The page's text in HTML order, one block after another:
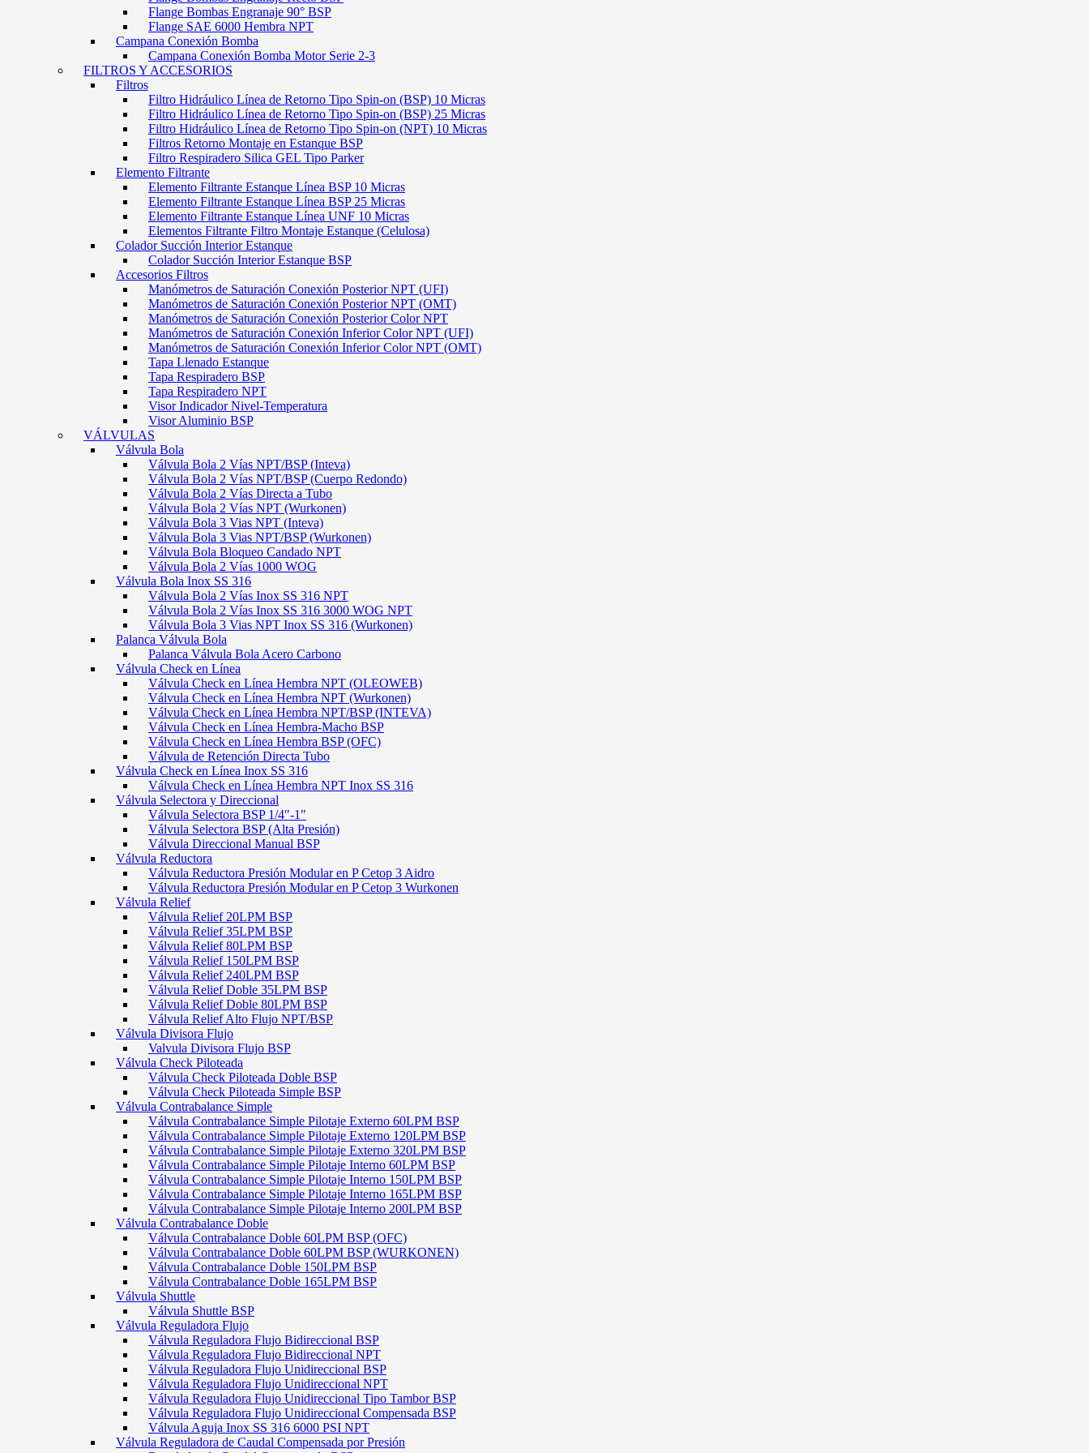
Flange Bombas Engranaje 90° BSP
Flange SAE 6000 Hembra NPT
Campana Conexión Bomba
Campana Conexión Bomba Motor Serie 2-3
FILTROS Y ACCESORIOS
Filtros
Filtro Hidráulico Línea de Retorno Tipo Spin-on (BSP) 10 Micras
Filtro Hidráulico Línea de Retorno Tipo Spin-on (BSP) 25 Micras
Filtro Hidráulico Línea de Retorno Tipo Spin-on (NPT) 10 Micras
Filtros Retorno Montaje en Estanque BSP
Filtro Respiradero Silica GEL Tipo Parker
Elemento Filtrante
Elemento Filtrante Estanque Línea BSP 10 Micras
Elemento Filtrante Estanque Línea BSP 25 Micras
Elemento Filtrante Estanque Línea UNF 10 Micras
Elementos Filtrante Filtro Montaje Estanque (Celulosa)
Colador Succión Interior Estanque
Colador Succión Interior Estanque BSP
Accesorios Filtros
Manómetros de Saturación Conexión Posterior NPT (UFI)
Manómetros de Saturación Conexión Posterior NPT (OMT)
Manómetros de Saturación Conexión Posterior Color NPT
Manómetros de Saturación Conexión Inferior Color NPT (UFI)
Manómetros de Saturación Conexión Inferior Color NPT (OMT)
Tapa Llenado Estanque
Tapa Respiradero BSP
Tapa Respiradero NPT
Visor Indicador Nivel-Temperatura
Visor Aluminio BSP
VÁLVULAS
Válvula Bola
Válvula Bola 2 Vías NPT/BSP (Inteva)
Válvula Bola 2 Vías NPT/BSP (Cuerpo Redondo)
Válvula Bola 2 Vías Directa a Tubo
Válvula Bola 2 Vías NPT (Wurkonen)
Válvula Bola 3 Vias NPT (Inteva)
Válvula Bola 3 Vias NPT/BSP (Wurkonen)
Válvula Bola Bloqueo Candado NPT
Válvula Bola 2 Vías 1000 WOG
Válvula Bola Inox SS 316
Válvula Bola 2 Vías Inox SS 316 NPT
Válvula Bola 2 Vías Inox SS 316 3000 WOG NPT
Válvula Bola 3 Vias NPT Inox SS 316 (Wurkonen)
Palanca Válvula Bola
Palanca Válvula Bola Acero Carbono
Válvula Check en Línea
Válvula Check en Línea Hembra NPT (OLEOWEB)
Válvula Check en Línea Hembra NPT (Wurkonen)
Válvula Check en Línea Hembra NPT/BSP (INTEVA)
Válvula Check en Línea Hembra-Macho BSP
Válvula Check en Línea Hembra BSP (OFC)
Válvula de Retención Directa Tubo
Válvula Check en Línea Inox SS 316
Válvula Check en Línea Hembra NPT Inox SS 316
Válvula Selectora y Direccional
Válvula Selectora BSP 1/4″-1″
Válvula Selectora BSP (Alta Presión)
Válvula Direccional Manual BSP
Válvula Reductora
Válvula Reductora Presión Modular en P Cetop 3 Aidro
Válvula Reductora Presión Modular en P Cetop 3 Wurkonen
Válvula Relief
Válvula Relief 20LPM BSP
Válvula Relief 35LPM BSP
Válvula Relief 80LPM BSP
Válvula Relief 150LPM BSP
Válvula Relief 240LPM BSP
Válvula Relief Doble 35LPM BSP
Válvula Relief Doble 80LPM BSP
Válvula Relief Alto Flujo NPT/BSP
Válvula Divisora Flujo
Valvula Divisora Flujo BSP
Válvula Check Piloteada
Válvula Check Piloteada Doble BSP
Válvula Check Piloteada Simple BSP
Válvula Contrabalance Simple
Válvula Contrabalance Simple Pilotaje Externo 60LPM BSP
Válvula Contrabalance Simple Pilotaje Externo 120LPM BSP
Válvula Contrabalance Simple Pilotaje Externo 320LPM BSP
Válvula Contrabalance Simple Pilotaje Interno 60LPM BSP
Válvula Contrabalance Simple Pilotaje Interno 150LPM BSP
Válvula Contrabalance Simple Pilotaje Interno 165LPM BSP
Válvula Contrabalance Simple Pilotaje Interno 200LPM BSP
Válvula Contrabalance Doble
Válvula Contrabalance Doble 60LPM BSP (OFC)
Válvula Contrabalance Doble 60LPM BSP (WURKONEN)
Válvula Contrabalance Doble 150LPM BSP
Válvula Contrabalance Doble 165LPM BSP
Válvula Shuttle
Válvula Shuttle BSP
Válvula Reguladora Flujo
Válvula Reguladora Flujo Bidireccional BSP
Válvula Reguladora Flujo Bidireccional NPT
Válvula Reguladora Flujo Unidireccional BSP
Válvula Reguladora Flujo Unidireccional NPT
Válvula Reguladora Flujo Unidireccional Tipo Tambor BSP
Válvula Reguladora Flujo Unidireccional Compensada BSP
Válvula Aguja Inox SS 316 6000 PSI NPT
Válvula Reguladora de Caudal Compensada por Presión